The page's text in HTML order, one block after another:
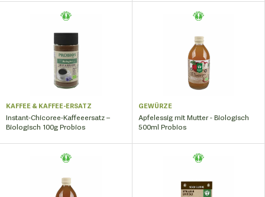
KAFFEE & KAFFEE-ERSATZ
Instant-Chicoree-Kaffeeersatz –
Biologisch 100g Probios
GEWÜRZE
Apfelessig mit Mutter - Biologisch
500ml Probios